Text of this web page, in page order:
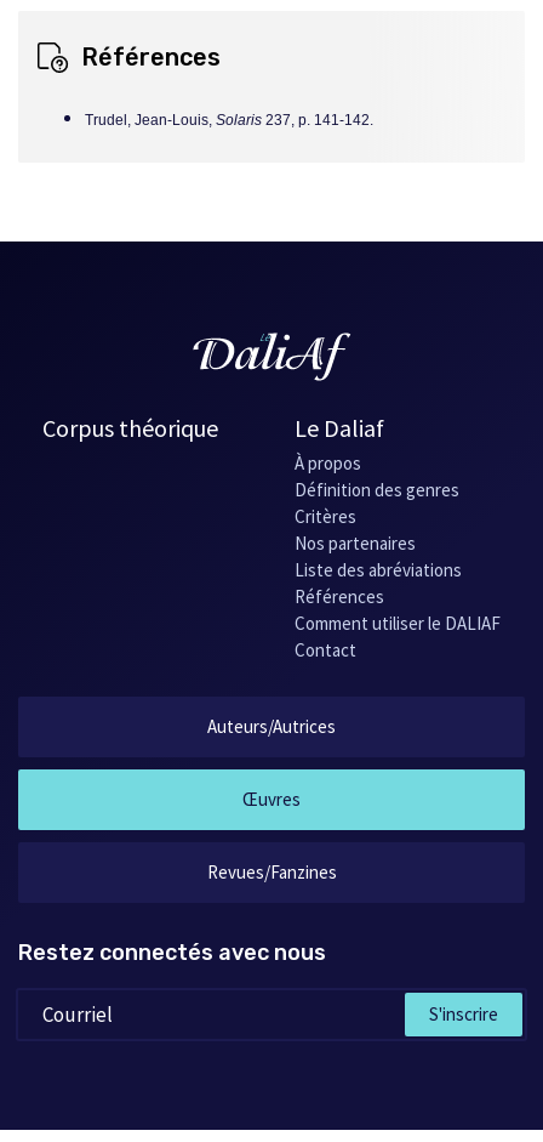
Références
Trudel, Jean-Louis, Solaris 237, p. 141-142.
Corpus théorique Le Daliaf
À propos
Définition des genres
Critères
Nos partenaires
Liste des abréviations
Références
Comment utiliser le DALIAF
Contact
Auteurs/Autrices
Œuvres
Revues/Fanzines
Restez connectés avec nous
S'inscrire